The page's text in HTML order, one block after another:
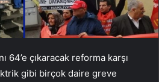
64’e çıkaracak reforma karşı
gibi birçok daire greve